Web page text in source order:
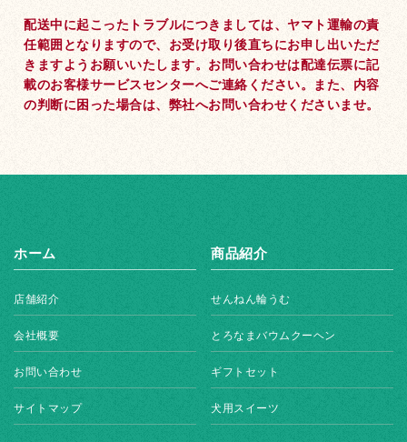
配送中に起こったトラブルにつきましては、ヤマト運輸の責
任範囲となりますので、お受け取り後直ちにお申し出いただ
きますようお願いいたします。お問い合わせは配達伝票に記
載のお客様サービスセンターへご連絡ください。また、内容
の判断に困った場合は、弊社へお問い合わせくださいませ。
ホーム
店舗紹介
会社概要
お問い合わせ
サイトマップ
商品紹介
せんねん輪うむ
とろなまバウムクーヘン
ギフトセット
犬用スイーツ